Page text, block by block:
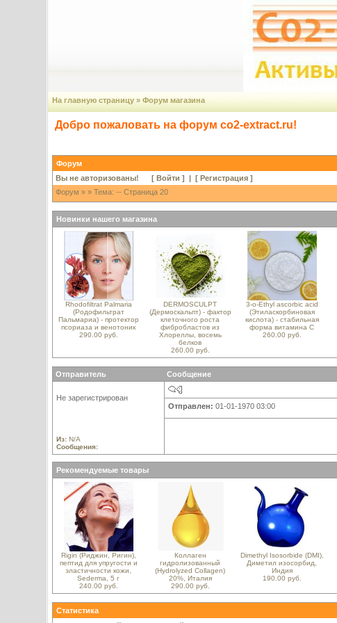
На главную страницу» Форум магазина
Добро пожаловать на форум co2-extract.ru!
Форум
Вы не авторизованы! [ Войти ] | [ Регистрация]
Форум » » Тема: -- Страница 20
Новинки нашего магазина
Rhodofiltrat Palmaria
(Родофильтрат
Пальмариа) - протектор
псориаза и венотоник
290.00 руб.
DERMOSCULPT
(Дермоскальпт) - фактор
клеточного роста
фибробластов из
Хлореллы, восемь
белков
260.00 руб.
3-o-Ethyl ascorbic acid
(Этиласкорбиновая
кислота) - стабильная
форма витамина С
260.00 руб.
Отправитель Сообщение
Не зарегистрирован
Из:N/A
Сообщения:
Отправлен: 01-01-1970 03:00
Рекомендуемые товары
Rigin (Риджин, Ригин),
пептид для упругости и
эластичности кожи,
Sederma, 5 г
240.00 руб.
Коллаген
гидролизованный
(Hydrolyzed Collagen)
20%, Италия
290.00 руб.
Dimethyl Isosorbide (DMI),
Диметил изосорбид,
Индия
190.00 руб.
Статистика